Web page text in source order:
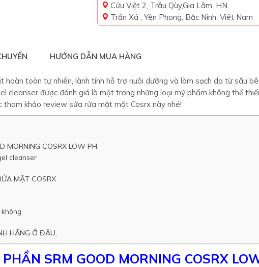
Cửu Việt 2, Trâu Qùy,Gia Lâm, HN
Trần Xá , Yên Phong, Bắc Ninh, Viêt Nam
HƯỚNG DẪN MUA HÀNG
hoàn toàn tự nhiên, lành tính hỗ trợ nuôi dưỡng và làm sạch da từ sâu
cleanser được đánh giá là một trong những loại mỹ phẩm không thể
tham khảo review sửa rửa mặt mặt Cosrx này nhé!
MORNING COSRX LOW PH
cleanser
MẶT COSRX
HÃNG Ở ĐÂU.
SRM GOOD MORNING COSRX